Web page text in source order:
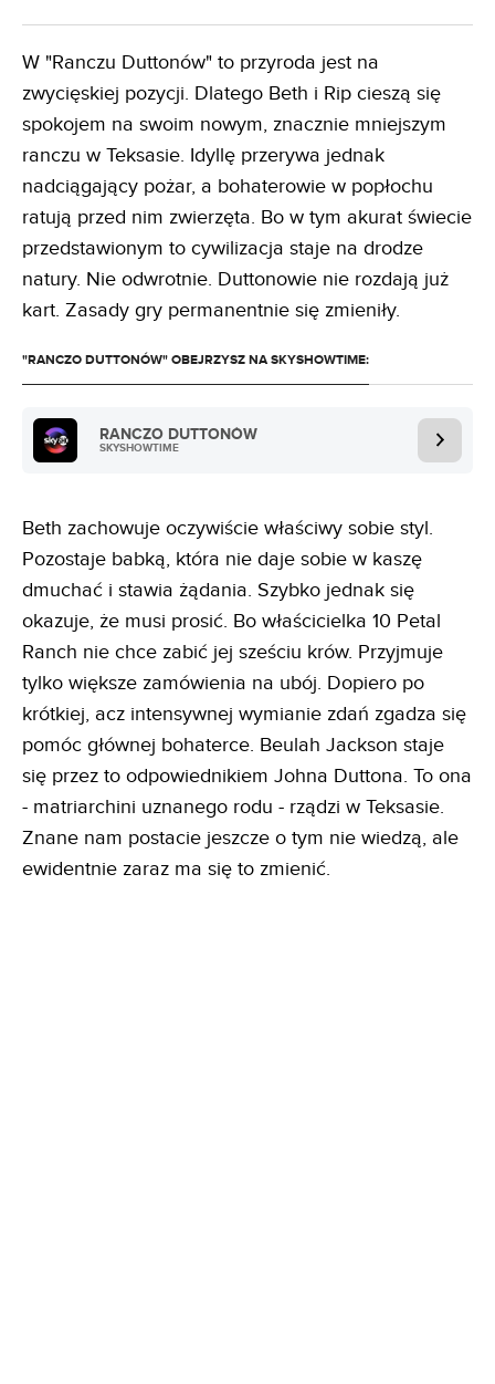
W "Ranczu Duttonów" to przyroda jest na
zwycięskiej pozycji. Dlatego Beth i Rip cieszą się
spokojem na swoim nowym, znacznie mniejszym
ranczu w Teksasie. Idyllę przerywa jednak
nadciągający pożar, a bohaterowie w popłochu
ratują przed nim zwierzęta. Bo w tym akurat świecie
przedstawionym to cywilizacja staje na drodze
natury. Nie odwrotnie. Duttonowie nie rozdają już
kart. Zasady gry permanentnie się zmieniły.
"RANCZO DUTTONÓW" OBEJRZYSZ NA SKYSHOWTIME:
RANCZO DUTTONÓW
SKYSHOWTIME
Beth zachowuje oczywiście właściwy sobie styl.
Pozostaje babką, która nie daje sobie w kaszę
dmuchać i stawia żądania. Szybko jednak się
okazuje, że musi prosić. Bo właścicielka 10 Petal
Ranch nie chce zabić jej sześciu krów. Przyjmuje
tylko większe zamówienia na ubój. Dopiero po
krótkiej, acz intensywnej wymianie zdań zgadza się
pomóc głównej bohaterce. Beulah Jackson staje
się przez to odpowiednikiem Johna Duttona. To ona
- matriarchini uznanego rodu - rządzi w Teksasie.
Znane nam postacie jeszcze o tym nie wiedzą, ale
ewidentnie zaraz ma się to zmienić.